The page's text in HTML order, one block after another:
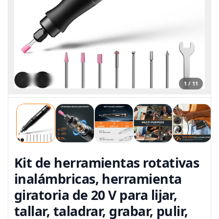
1 / 11
Kit de herramientas rotativas
inalámbricas, herramienta
giratoria de 20 V para lijar,
tallar, taladrar, grabar, pulir,